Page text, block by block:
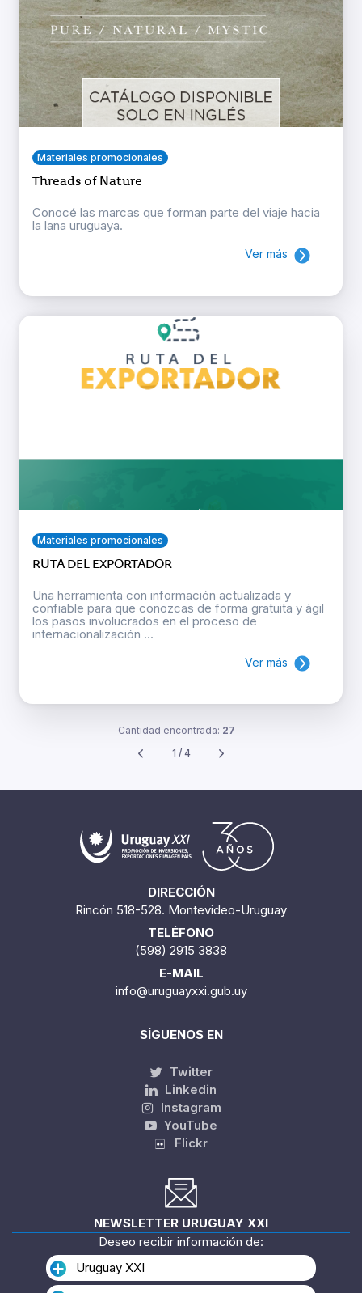
Materiales promocionales
Threads of Nature
Conocé las marcas que forman parte del viaje hacia
la lana uruguaya.
Ver más
Materiales promocionales
RUTA DEL EXPORTADOR
Una herramienta con información actualizada y
confiable para que conozcas de forma gratuita y ágil
los pasos involucrados en el proceso de
internacionalización ...
Ver más
Cantidad encontrada: 27
1 / 4
DIRECCIÓN
Rincón 518-528. Montevideo-Uruguay
TELÉFONO
(598) 2915 3838
E-MAIL
info@uruguayxxi.gub.uy
SÍGUENOS EN
Twitter
Linkedin
Instagram
YouTube
Flickr
NEWSLETTER URUGUAY XXI
Deseo recibir información de:
Uruguay XXI